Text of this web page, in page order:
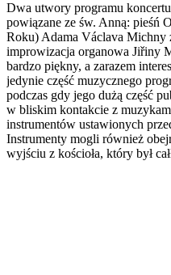
Dwa utwory programu
powiązane ze św. Anną: pieśń
Roku) Adama Václava Michny
improwizacja organowa Jiřiny
bardzo piękny, a zarazem
jedynie część muzycznego
podczas gdy jego dużą część
w bliskim kontakcie z
instrumentów ustawionych
Instrumenty mogli również
wyjściu z kościoła, który był